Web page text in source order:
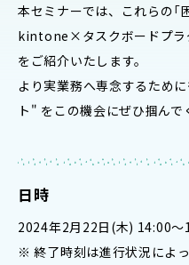
本セミナーでは、これらの「
kintone×タスクボードプラ
をご紹介いたします。
より実業務へ専念するため
ト" をこの機会にぜひ掴んで
日時
2024年2月22日(木) 14:00～
※ 終了時刻は進行状況によ